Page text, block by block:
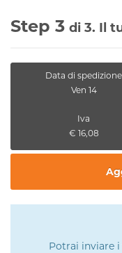
Step 3 di 3. Il
Data di spedizione
Ven 14
Iva
€ 16,08
Potrai inviare